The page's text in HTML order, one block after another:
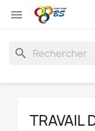

search
TRAVAIL